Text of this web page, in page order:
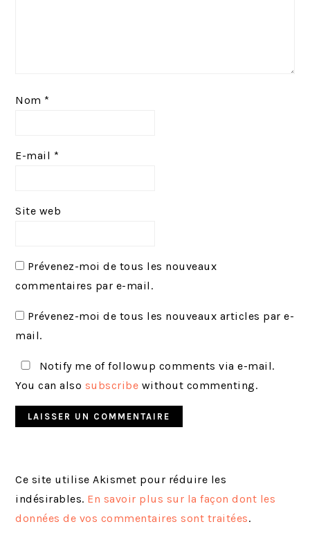
Nom *
E-mail *
Site web
Prévenez-moi de tous les nouveaux
commentaires par e-mail.
Prévenez-moi de tous les nouveaux articles par e-
mail.
Notify me of followup comments via e-mail.
You can also subscribe without commenting.
Ce site utilise Akismet pour réduire les
indésirables. En savoir plus sur la façon dont les
données de vos commentaires sont traitées.